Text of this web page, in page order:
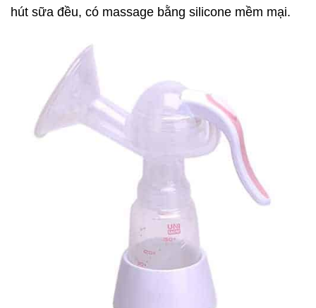
hút sữa đều, có massage bằng silicone mềm mại.